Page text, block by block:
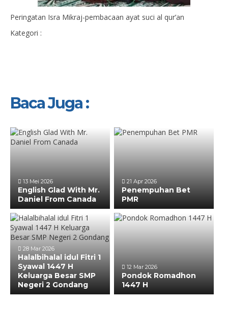
Peringatan Isra Mikraj-pembacaan ayat suci al qur’an
Kategori :
Baca Juga :
13 Mei 2026
English Glad With Mr.
Daniel From Canada
21 Apr 2026
Penempuhan Bet
PMR
28 Mar 2026
Halalbihalal idul Fitri 1
Syawal 1447 H
Keluarga Besar SMP
Negeri 2 Gondang
12 Mar 2026
Pondok Romadhon
1447 H